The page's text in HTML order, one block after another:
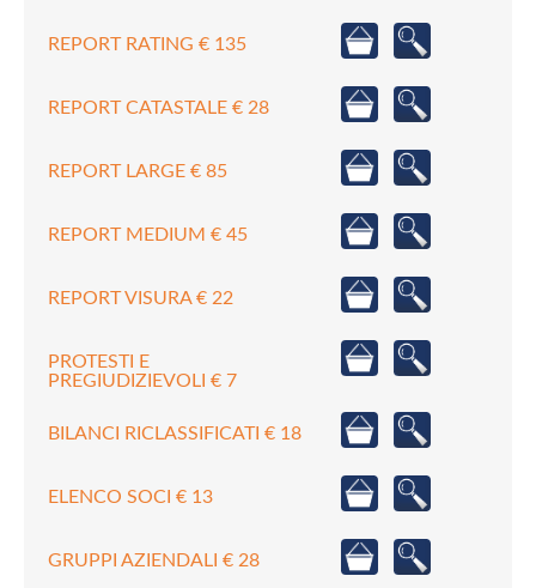
REPORT RATING € 135
REPORT CATASTALE € 28
REPORT LARGE € 85
REPORT MEDIUM € 45
REPORT VISURA € 22
PROTESTI E
PREGIUDIZIEVOLI € 7
BILANCI RICLASSIFICATI € 18
ELENCO SOCI € 13
GRUPPI AZIENDALI € 28